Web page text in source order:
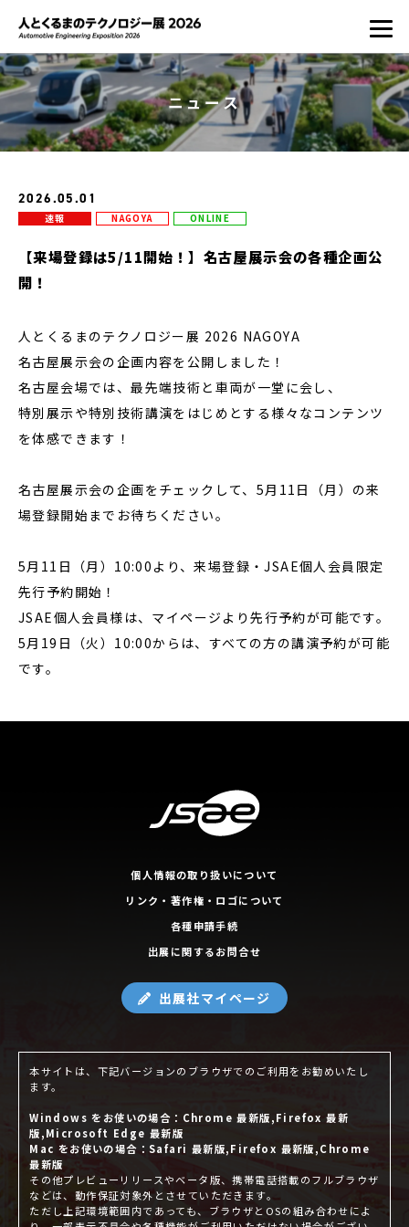
ニュース
2026.05.01
速報 NAGOYA ONLINE
【来場登録は5/11開始！】名古屋展示会の各種企画公
開！
人とくるまのテクノロジー展 2026 NAGOYA
名古屋展示会の企画内容を公開しました！
名古屋会場では、最先端技術と車両が一堂に会し、
特別展示や特別技術講演をはじめとする様々なコンテンツ
を体感できます！
名古屋展示会の企画をチェックして、5月11日（月）の来
場登録開始までお待ちください。
5月11日（月）10:00より、来場登録・JSAE個人会員限定
先行予約開始！
JSAE個人会員様は、マイページより先行予約が可能です。
5月19日（火）10:00からは、すべての方の講演予約が可能
です。
個人情報の取り扱いについて
リンク・著作権・ロゴについて
各種申請手続
出展に関するお問合せ
出展社マイページ
本サイトは、下記バージョンのブラウザでのご利用をお勧めいたし
ます。
Windows をお使いの場合：Chrome 最新版,Firefox 最新
版,Microsoft Edge 最新版
Mac をお使いの場合：Safari 最新版,Firefox 最新版,Chrome
最新版
その他プレビューリリースやベータ版、携帯電話搭載のフルブラウザ
などは、動作保証対象外とさせていただきます。
ただし上記環境範囲内であっても、ブラウザとOSの組み合わせによ